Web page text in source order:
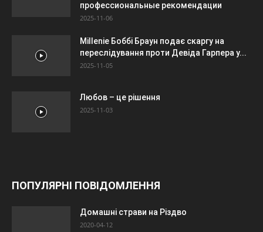
профессиональные рекомендации
2025-11-06
Millenie Боббі Браун подає скаргу на
переслідування проти Девіда Гарпера у...
2025-11-05
Любов – це рішення
2025-11-03
ПОПУЛЯРНІ ПОВІДОМЛЕННЯ
Домашні страви на Різдво
2020-04-12